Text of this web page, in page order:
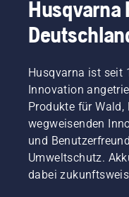
Husqvarna
Husqvarna ist seit
Innovation
Produkte für Wald,
wegweisenden
und
Umweltschutz.
dabei